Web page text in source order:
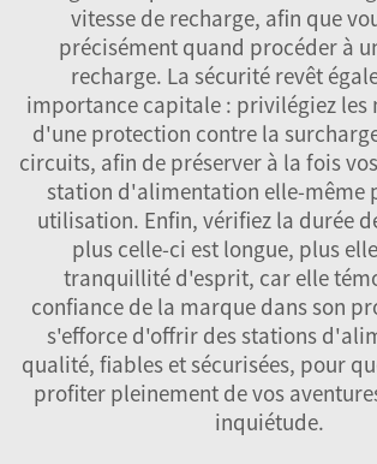
vitesse de recharge, afin que
précisément quand procéder à
recharge. La sécurité revêt
importance capitale : privilégiez les
d'une protection contre la
circuits, afin de préserver à la fois
station d'alimentation elle-même
utilisation. Enfin, vérifiez la durée
plus celle-ci est longue, plus
tranquillité d'esprit, car elle
confiance de la marque dans son
s'efforce d'offrir des stations
qualité, fiables et sécurisées, pour
profiter pleinement de vos
inquiétude.